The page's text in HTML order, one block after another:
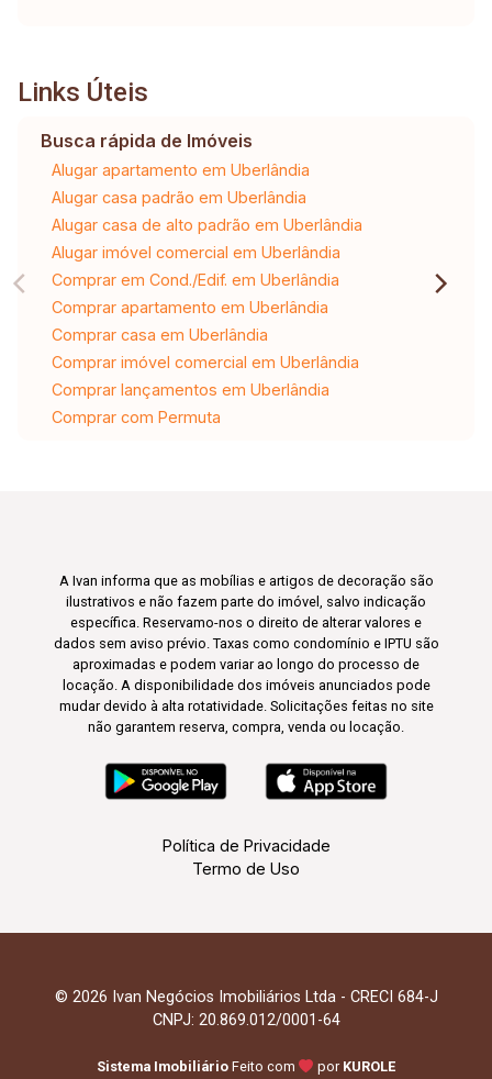
Links Úteis
Busca rápida de Imóveis
Alugar apartamento em Uberlândia
Alugar casa padrão em Uberlândia
Alugar casa de alto padrão em Uberlândia
Alugar imóvel comercial em Uberlândia
Comprar em Cond./Edif. em Uberlândia
Comprar apartamento em Uberlândia
Comprar casa em Uberlândia
Comprar imóvel comercial em Uberlândia
Comprar lançamentos em Uberlândia
Comprar com Permuta
A Ivan informa que as mobílias e artigos de decoração são
ilustrativos e não fazem parte do imóvel, salvo indicação
específica. Reservamo-nos o direito de alterar valores e
dados sem aviso prévio. Taxas como condomínio e IPTU são
aproximadas e podem variar ao longo do processo de
locação. A disponibilidade dos imóveis anunciados pode
mudar devido à alta rotatividade. Solicitações feitas no site
não garantem reserva, compra, venda ou locação.
Política de Privacidade
Termo de Uso
© 2026 Ivan Negócios Imobiliários Ltda - CRECI 684-J
CNPJ: 20.869.012/0001-64
Sistema Imobiliário Feito com por KUROLE